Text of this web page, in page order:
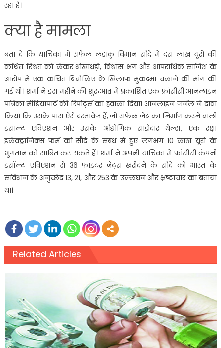
रहा है।
क्या है मामला
बता दें कि याचिका में राफेल लड़ाकू विमान सौदे में दस लाख यूरो की
कथित रिश्वत को लेकर धोखाधड़ी, विश्वास भंग और आपराधिक साजिश के
आरोप में एक कथित बिचौलिए के खिलाफ मुकदमा चलाने की मांग की
गई थी। शर्मा ने इस महीने की शुरुआत में प्रकाशित एक फ्रांसीसी आनलाइन
पत्रिका मीडियापार्ट की रिपोर्ट्स का हवाला दिया। आनलाइन जर्नल ने दावा
किया कि उसके पास ऐसे दस्तावेज हैं, जो राफेल जेट का निर्माण करने वाली
डसाल्ट एविएशन और उसके औद्योगिक साझेदार थेल्स, एक रक्षा
इलेक्ट्रानिक्स फर्म को सौदे के संबंध में हुए लगभग 10 लाख यूरो के
भुगतान को साबित कर सकते हैं। शर्मा ने अपनी याचिका में फ्रांसीसी कंपनी
डसॉल्ट एविएशन से 36 फाइटर जेट्स खरीदने के सौदे को भारत के
संविधान के अनुच्छेद 13, 21, और 253 के उल्लंघन और भ्रष्टाचार का बताया
था।
Related Articles